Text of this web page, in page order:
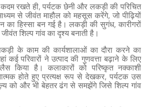
रखते ही, पर्यटक छेनी और लकड़ी की परिचित
से जीवंत माहौल को महसूस करेंगे, जो पीढ़ियों
का हिस्सा बन गई है। लकड़ी की सुगंध, कारीगरों
शिल्प गांव का दृश्य बनाती है।
के काम की कार्यशालाओं का दौरा करने का
कई परिवारों ने उत्पाद की गुणवत्ता बढ़ाने के लिए
किया है। कलाकारों को परिष्कृत नक्काशी
होते हुए प्रत्यक्ष रूप से देखकर, पर्यटक उस
को और भी बेहतर ढंग से समझेंगे जिसे शिल्प गांव